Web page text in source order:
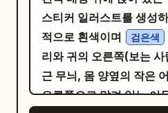
가 배치되어 있습니다.
Look Beautiful"이라는
피가 새겨져 있으며, 그
은 하트, 반짝이는 별, 꽃
이 문양이 감싸며 전체
로드된 인물을 프리미엄
버전으로 생성하여 "
라고 적힌 거대한 파스텔
하게 앉히세요. 캐릭터는
있어야 하며
세라믹 커피 머그잔을 들고
스티커 일러스트를 생성
적으로 흰색이며
검은색
리와 귀의 오른쪽(보는
근 무늬, 몸 양옆의 작은
오른쪽으로 말려 있는 어